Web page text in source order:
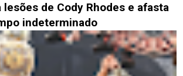
lesões de Cody Rhodes e afasta
indeterminado